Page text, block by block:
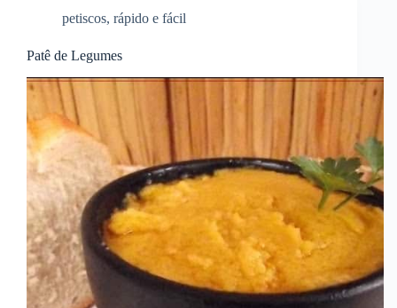
petiscos, rápido e fácil
Patê de Legumes